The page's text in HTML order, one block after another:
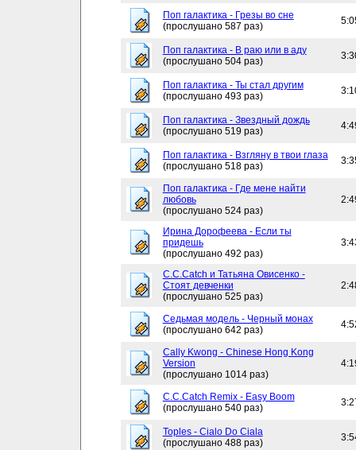
Поп галактика - Грезы во сне
(прослушано 587 раз)
Поп галактика - В раю или в аду
(прослушано 504 раз)
Поп галактика - Ты стал другим
(прослушано 493 раз)
Поп галактика - Звездный дождь
(прослушано 519 раз)
Поп галактика - Взгляну в твои глаза
(прослушано 518 раз)
Поп галактика - Где мене найти
любовь
(прослушано 524 раз)
Ирина Дорофеева - Если ты
придешь
(прослушано 492 раз)
C.C.Catch и Татьяна Овисенко -
Стоят девченки
(прослушано 525 раз)
Седьмая модель - Черный монах
(прослушано 642 раз)
Cally Kwong - Chinese Hong Kong
Version
(прослушано 1014 раз)
C.C.Catch Remix - Easy Boom
(прослушано 540 раз)
Toples - Cialo Do Ciala
(прослушано 488 раз)